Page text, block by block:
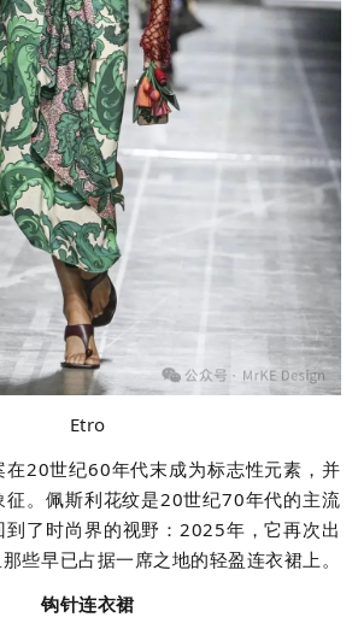
Etro
在20世纪60年代末成为标志性元素，并
征。佩斯利花纹是20世纪70年代的主流
到了时尚界的视野：2025年，它再次出
些早已占据一席之地的轻盈连衣裙上。
钩针连衣裙